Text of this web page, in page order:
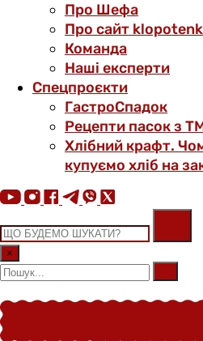
Про Шефа
Про сайт
Команда
Наші експерти
Спецпроєкти
ГастроСпадок
Рецепти пасок з
Хлібний крафт.
купуємо хліб на
×